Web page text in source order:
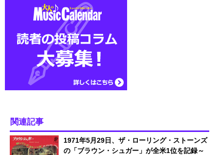
関連記事
1971年5月29日、ザ・ローリング・ストーンズ
の「ブラウン・シュガー」が全米1位を記録～